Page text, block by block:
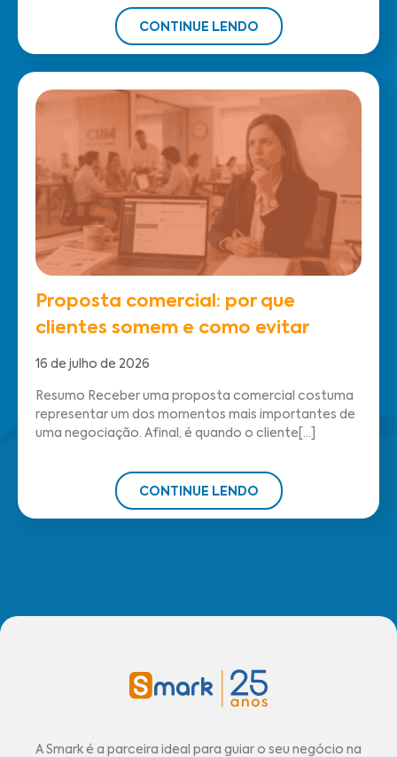
CONTINUE LENDO
Proposta comercial: por que
clientes somem e como evitar
16 de julho de 2026
Resumo Receber uma proposta comercial costuma
representar um dos momentos mais importantes de
uma negociação. Afinal, é quando o cliente[...]
CONTINUE LENDO
A Smark é a parceira ideal para guiar o seu negócio na